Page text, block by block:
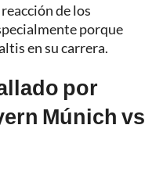
de los
porque
en su carrera.
por
Múnich vs